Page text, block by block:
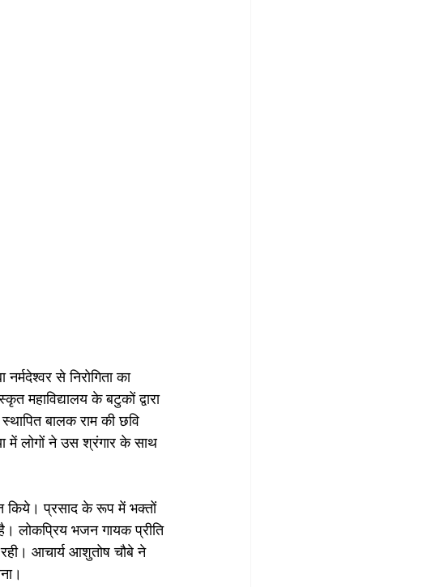
से निरोगिता का
महाविद्यालय के बटुकों द्वारा
स्थापित बालक राम की छवि
में लोगों ने उस श्रंगार के साथ
किये। प्रसाद के रूप में भक्तों
लोकप्रिय भजन गायक प्रीति
आचार्य आशुतोष चौबे ने